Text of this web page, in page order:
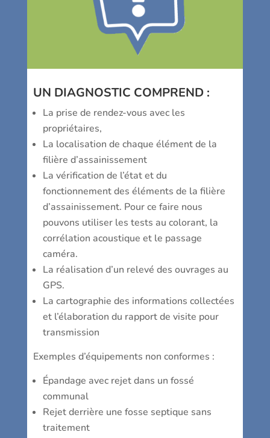
UN DIAGNOSTIC COMPREND :
La prise de rendez-vous avec les
propriétaires,
La localisation de chaque élément de la
filière d’assainissement
La vérification de l’état et du
fonctionnement des éléments de la filière
d’assainissement. Pour ce faire nous
pouvons utiliser les tests au colorant, la
corrélation acoustique et le passage
caméra.
La réalisation d’un relevé des ouvrages au
GPS.
La cartographie des informations collectées
et l’élaboration du rapport de visite pour
transmission
Exemples d’équipements non conformes :
Épandage avec rejet dans un fossé
communal
Rejet derrière une fosse septique sans
traitement